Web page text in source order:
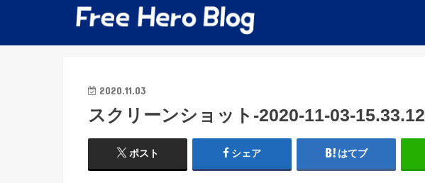
2020.11.03
スクリーンショット-2020-11-03-15.33.12
ポスト シェア はてブ